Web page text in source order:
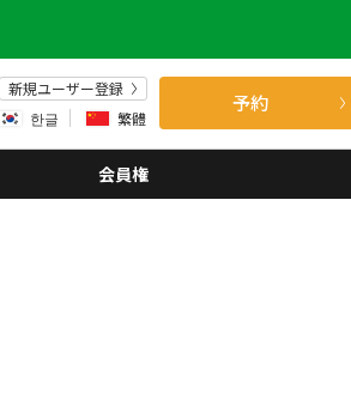
新規ユーザー登録
한글 繁體
予約
会員権